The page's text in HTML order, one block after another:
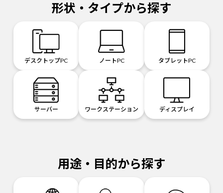
形状・タイプから探す
デスクトップPC ノートPC タブレットPC
サーバー ワークステーション ディスプレイ
用途・目的から探す